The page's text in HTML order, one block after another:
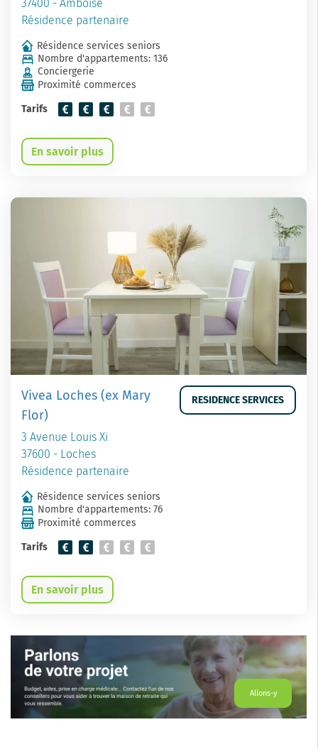
37400 - Amboise
Résidence partenaire
Résidence services seniors
Nombre d'appartements: 136
Conciergerie
Proximité commerces
Tarifs
En savoir plus
Vivea Loches (ex Mary
Flor)
3 Avenue Louis Xi
37600 - Loches
Résidence partenaire
RESIDENCE SERVICES
Résidence services seniors
Nombre d'appartements: 76
Proximité commerces
Tarifs
En savoir plus
Allons-y